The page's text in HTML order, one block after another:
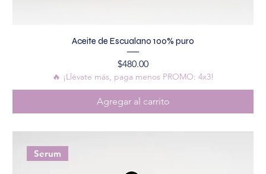
Aceite de Escualano 100% puro
Precio
$480.00
🔥 ¡Llévate más, paga menos PROMO: 4x3!
Agregar al carrito
Serum